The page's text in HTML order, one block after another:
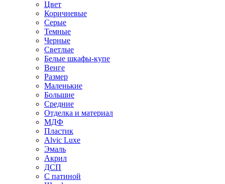
Цвет
Коричневые
Серые
Темные
Черные
Светлые
Белые шкафы-купе
Венге
Размер
Маленькие
Большие
Средние
Отделка и материал
МДФ
Пластик
Alvic Luxe
Эмаль
Акрил
ДСП
С патиной